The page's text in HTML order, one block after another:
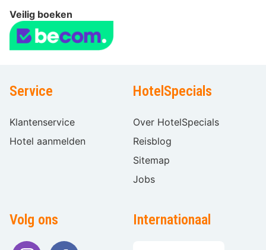
Veilig boeken
Service
Klantenservice
Hotel aanmelden
HotelSpecials
Over HotelSpecials
Reisblog
Sitemap
Jobs
Volg ons Internationaal